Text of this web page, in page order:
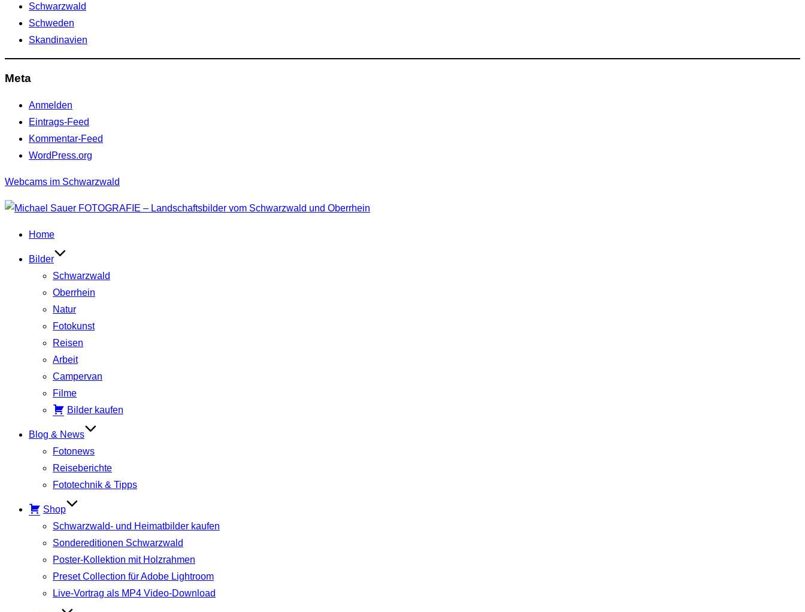
Schwarzwald
Schweden
Skandinavien
Meta
Anmelden
Eintrags-Feed
Kommentar-Feed
WordPress.org
Webcams im Schwarzwald
Zum
springen
Home
Bilder
Schwarzwald
Oberrhein
Natur
Fotokunst
Reisen
Arbeit
Campervan
Filme
Bilder kaufen
Blog & News
Fotonews
Reiseberichte
Fototechnik & Tipps
Shop
Schwarzwald- und Heimatbilder kaufen
Sondereditionen Schwarzwald
Poster-Kollektion mit Holzrahmen
Preset Collection für Adobe Lightroom
Live-Vortrag als MP4 Video-Download